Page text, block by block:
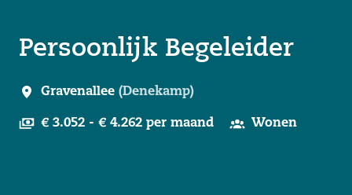
Persoonlijk Begeleider
Gravenallee (Denekamp)
€ 3.052 - € 4.262 per maand Wonen